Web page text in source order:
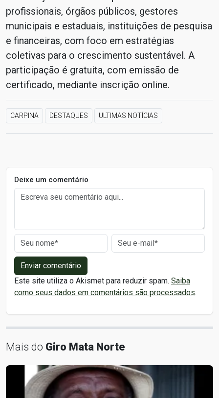
profissionais, órgãos públicos, gestores
municipais e estaduais, instituições de pesquisa
e financeiras, com foco em estratégias
coletivas para o crescimento sustentável. A
participação é gratuita, com emissão de
certificado, mediante inscrição online.
CARPINA DESTAQUES ULTIMAS NOTÍCIAS
Deixe um comentário
Enviar comentário
Este site utiliza o Akismet para reduzir spam. Saiba
como seus dados em comentários são processados.
Mais do Giro Mata Norte